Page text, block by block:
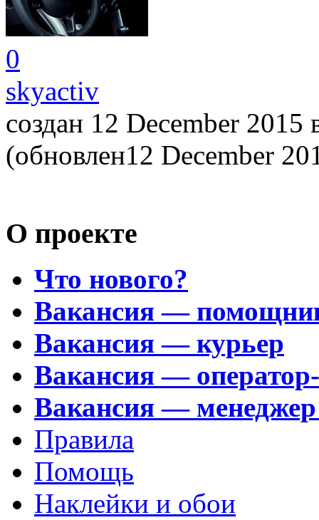
0
skyactiv
создан 12 December 2015
(обновлен12 December
О проекте
Что нового?
Вакансия —
Вакансия — курьер
Вакансия —
Вакансия —
Правила
Помощь
Наклейки и обои